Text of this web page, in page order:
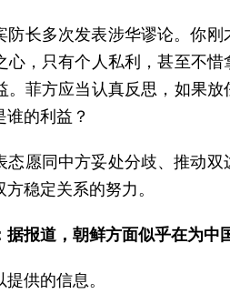
防长多次发表涉华谬论。你
心，只有个人私利，甚至不
。菲方应当认真反思，如果
的利益？
态愿同中方妥处分歧、推动
稳定关系的努力。
据报道，朝鲜方面似乎在为
供的信息。